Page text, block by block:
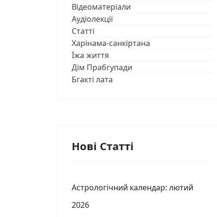
Відеоматеріали
Аудіолекції
Статті
Харінама-санкіртана
Їжа життя
Дім Прабгупади
Бгакті лата
Нові Статті
Астрологічний календар: лютий
2026